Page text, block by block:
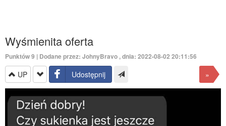
Wyśmienita oferta
Punktów9 | Dodane przez: JohnyBravo, dnia: 2022-08-02 20:11:56
UP Udostępnij »